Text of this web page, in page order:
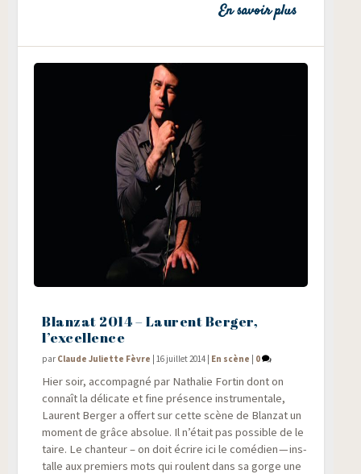
En savoir plus
Blanzat 2014 – Laurent Berger,
l’excellence
par Claude Juliette Fèvre |16 juillet 2014 En scène 0
Hier soir, accom­pa­gné par Natha­lie For­tin dont on
connaît la déli­cate et fine pré­sence ins­tru­men­tale,
Laurent Ber­ger a offert sur cette scène de Blan­zat un
moment de grâce abso­lue. Il n’était pas pos­sible de le
taire. Le chan­teur – on doit écrire ici le comé­dien — ins­
talle aux pre­miers mots qui roulent dans sa gorge une